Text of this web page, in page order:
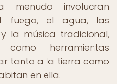
menudo involucran
fuego, el agua, las
la música tradicional,
herramientas
tanto a la tierra como
en ella.